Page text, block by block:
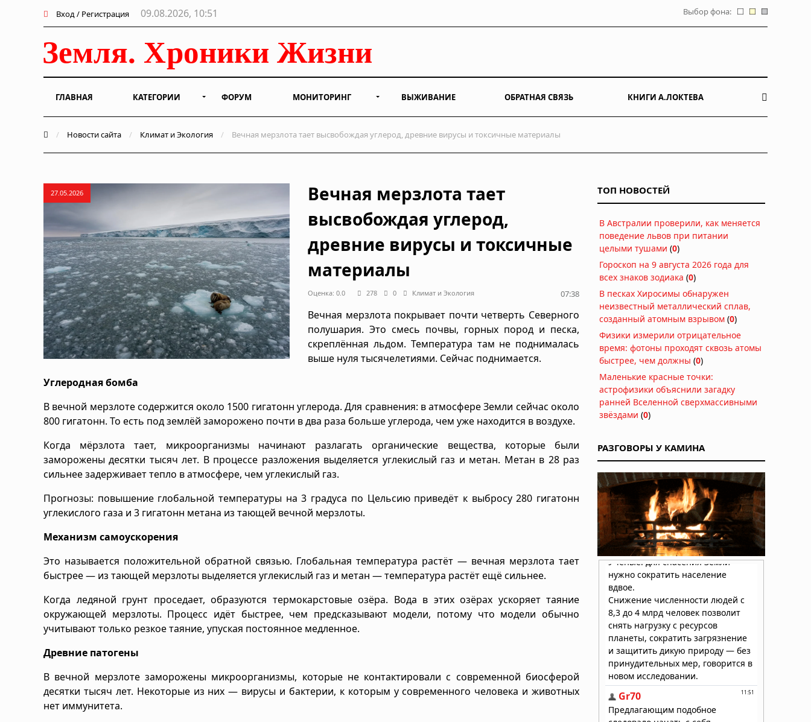
Вход / Регистрация 09.08.2026, 10:51 Выбор фона:
ГЛАВНАЯ КАТЕГОРИИ ФОРУМ МОНИТОРИНГ ВЫЖИВАНИЕ ОБРАТНАЯ СВЯЗЬ КНИГИ А.ЛОКТЕВА
/ Новости сайта / Климат и Экология / Вечная мерзлота тает высвобождая углерод, древние вирусы и токсичные материалы
27.05.2026
Вечная мерзлота тает
высвобождая углерод,
древние вирусы и токсичные
материалы
Оценка: 0.0 278 0 Климат и Экология 07:38
Вечная мерзлота покрывает почти четверть Северного
полушария. Это смесь почвы, горных пород и песка,
скреплённая льдом. Температура там не поднималась
выше нуля тысячелетиями. Сейчас поднимается.
Углеродная бомба
В вечной мерзлоте содержится около 1500 гигатонн углерода. Для сравнения: в атмосфере Земли сейчас около
800 гигатонн. То есть под землёй заморожено почти в два раза больше углерода, чем уже находится в воздухе.
Когда мёрзлота тает, микроорганизмы начинают разлагать органические вещества, которые были
заморожены десятки тысяч лет. В процессе разложения выделяется углекислый газ и метан. Метан в 28 раз
сильнее задерживает тепло в атмосфере, чем углекислый газ.
Прогнозы: повышение глобальной температуры на 3 градуса по Цельсию приведёт к выбросу 280 гигатонн
углекислого газа и 3 гигатонн метана из тающей вечной мерзлоты.
Механизм самоускорения
Это называется положительной обратной связью. Глобальная температура растёт — вечная мерзлота тает
быстрее — из тающей мерзлоты выделяется углекислый газ и метан — температура растёт ещё сильнее.
Когда ледяной грунт проседает, образуются термокарстовые озёра. Вода в этих озёрах ускоряет таяние
окружающей мерзлоты. Процесс идёт быстрее, чем предсказывают модели, потому что модели обычно
учитывают только резкое таяние, упуская постоянное медленное.
Древние патогены
В вечной мерзлоте заморожены микроорганизмы, которые не контактировали с современной биосферой
десятки тысяч лет. Некоторые из них — вирусы и бактерии, к которым у современного человека и животных
нет иммунитета.
ТОП НОВОСТЕЙ
В Австралии проверили, как меняется
поведение львов при питании
целыми тушами (0)
Гороскоп на 9 августа 2026 года для
всех знаков зодиака (0)
В песках Хиросимы обнаружен
неизвестный металлический сплав,
созданный атомным взрывом (0)
Физики измерили отрицательное
время: фотоны проходят сквозь атомы
быстрее, чем должны (0)
Маленькие красные точки:
астрофизики объяснили загадку
ранней Вселенной сверхмассивными
звёздами (0)
РАЗГОВОРЫ У КАМИНА